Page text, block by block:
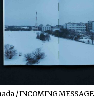
/ INCOMING MESSAGE